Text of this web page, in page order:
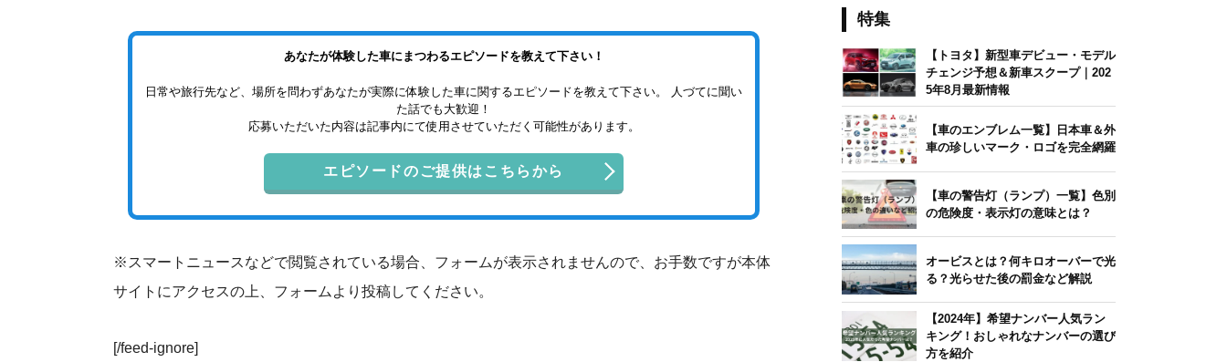
あなたが体験した車にまつわるエピソードを教えて下さい！
日常や旅行先など、場所を問わずあなたが実際に体験した車に関するエピソードを教えて下さい。 人づてに聞い
た話でも大歓迎！
応募いただいた内容は記事内にて使用させていただく可能性があります。
エピソードのご提供はこちらから
※スマートニュースなどで閲覧されている場合、フォームが表示されませんので、お手数ですが本体
サイトにアクセスの上、フォームより投稿してください。
[/feed-ignore]
特集
【トヨタ】新型車デビュー・モデル
チェンジ予想＆新車スクープ｜202
5年8月最新情報
【車のエンブレム一覧】日本車＆外
車の珍しいマーク・ロゴを完全網羅
【車の警告灯（ランプ）一覧】色別
の危険度・表示灯の意味とは？
オービスとは？何キロオーバーで光
る？光らせた後の罰金など解説
【2024年】希望ナンバー人気ラン
キング！おしゃれなナンバーの選び
方を紹介